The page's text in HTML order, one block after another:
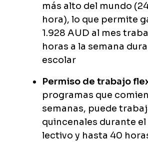
más alto del mundo
hora), lo que permite
1.928 AUD al mes
horas a la semana
escolar
Permiso de trabajo
programas que
semanas, puede
quincenales durante
lectivo y hasta 40